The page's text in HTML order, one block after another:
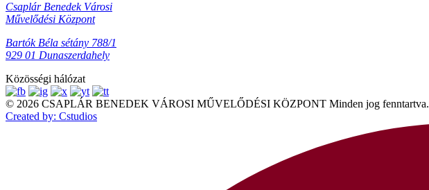
Csaplár Benedek Városi
Művelődési Központ
Bartók Béla sétány 788/1
929 01 Dunaszerdahely
Közösségi hálózat
© 2026 CSAPLÁR BENEDEK VÁROSI MŰVELŐDÉSI KÖZPONT Minden jog fenntartva.
Created by: Cstudios